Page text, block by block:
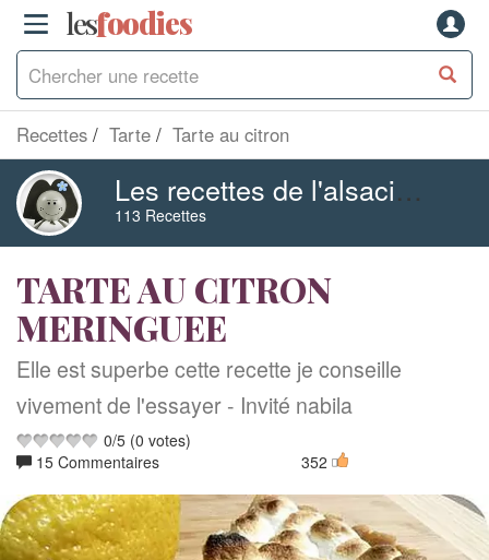
lesfoodies
Recettes Tarte Tarte au citron
Les recettes de l'alsacienne
113 Recettes
TARTE AU CITRON
MERINGUEE
Elle est superbe cette recette je conseille
vivement de l'essayer - Invité nabila
0/5 (0 votes)
15 Commentaires
352